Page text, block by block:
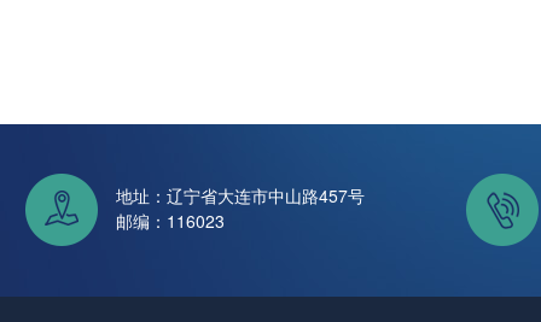
地址：辽宁省大连市中山路457号
邮编：116023